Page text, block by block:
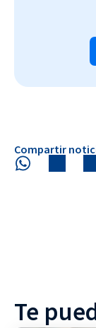
Compartir
Te